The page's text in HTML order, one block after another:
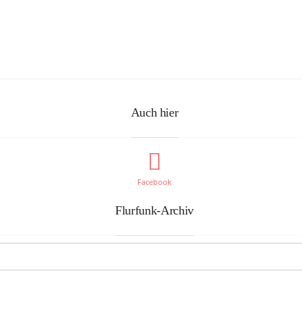
Auch hier
Facebook
Flurfunk-Archiv